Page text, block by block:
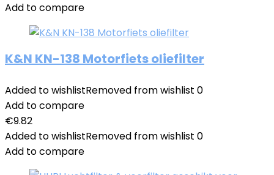
Add to compare
K&N KN-138 Motorfiets oliefilter
Added to wishlistRemoved from wishlist 0
Add to compare
€9.82
Added to wishlistRemoved from wishlist 0
Add to compare